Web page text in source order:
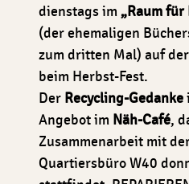
dienstags im„Raum für
(der ehemaligen
zum dritten Mal) auf der
beim Herbst-Fest.
Der Recycling-Gedanke
Angebot im Näh-Café,
Zusammenarbeit mit
Quartiersbüro W40